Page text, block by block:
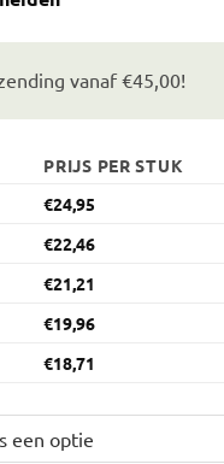
vanaf €45,00!
PRIJS PER STUK
€24,95
€22,46
€21,21
€19,96
€18,71